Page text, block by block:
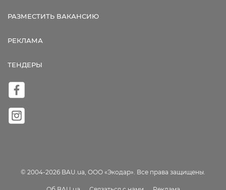
РАЗМЕСТИТЬ ВАКАНСИЮ
РЕКЛАМА
ТЕНДЕРЫ
© 2004-2026 BAU.ua, ООО «Экодар». Все права защищены.